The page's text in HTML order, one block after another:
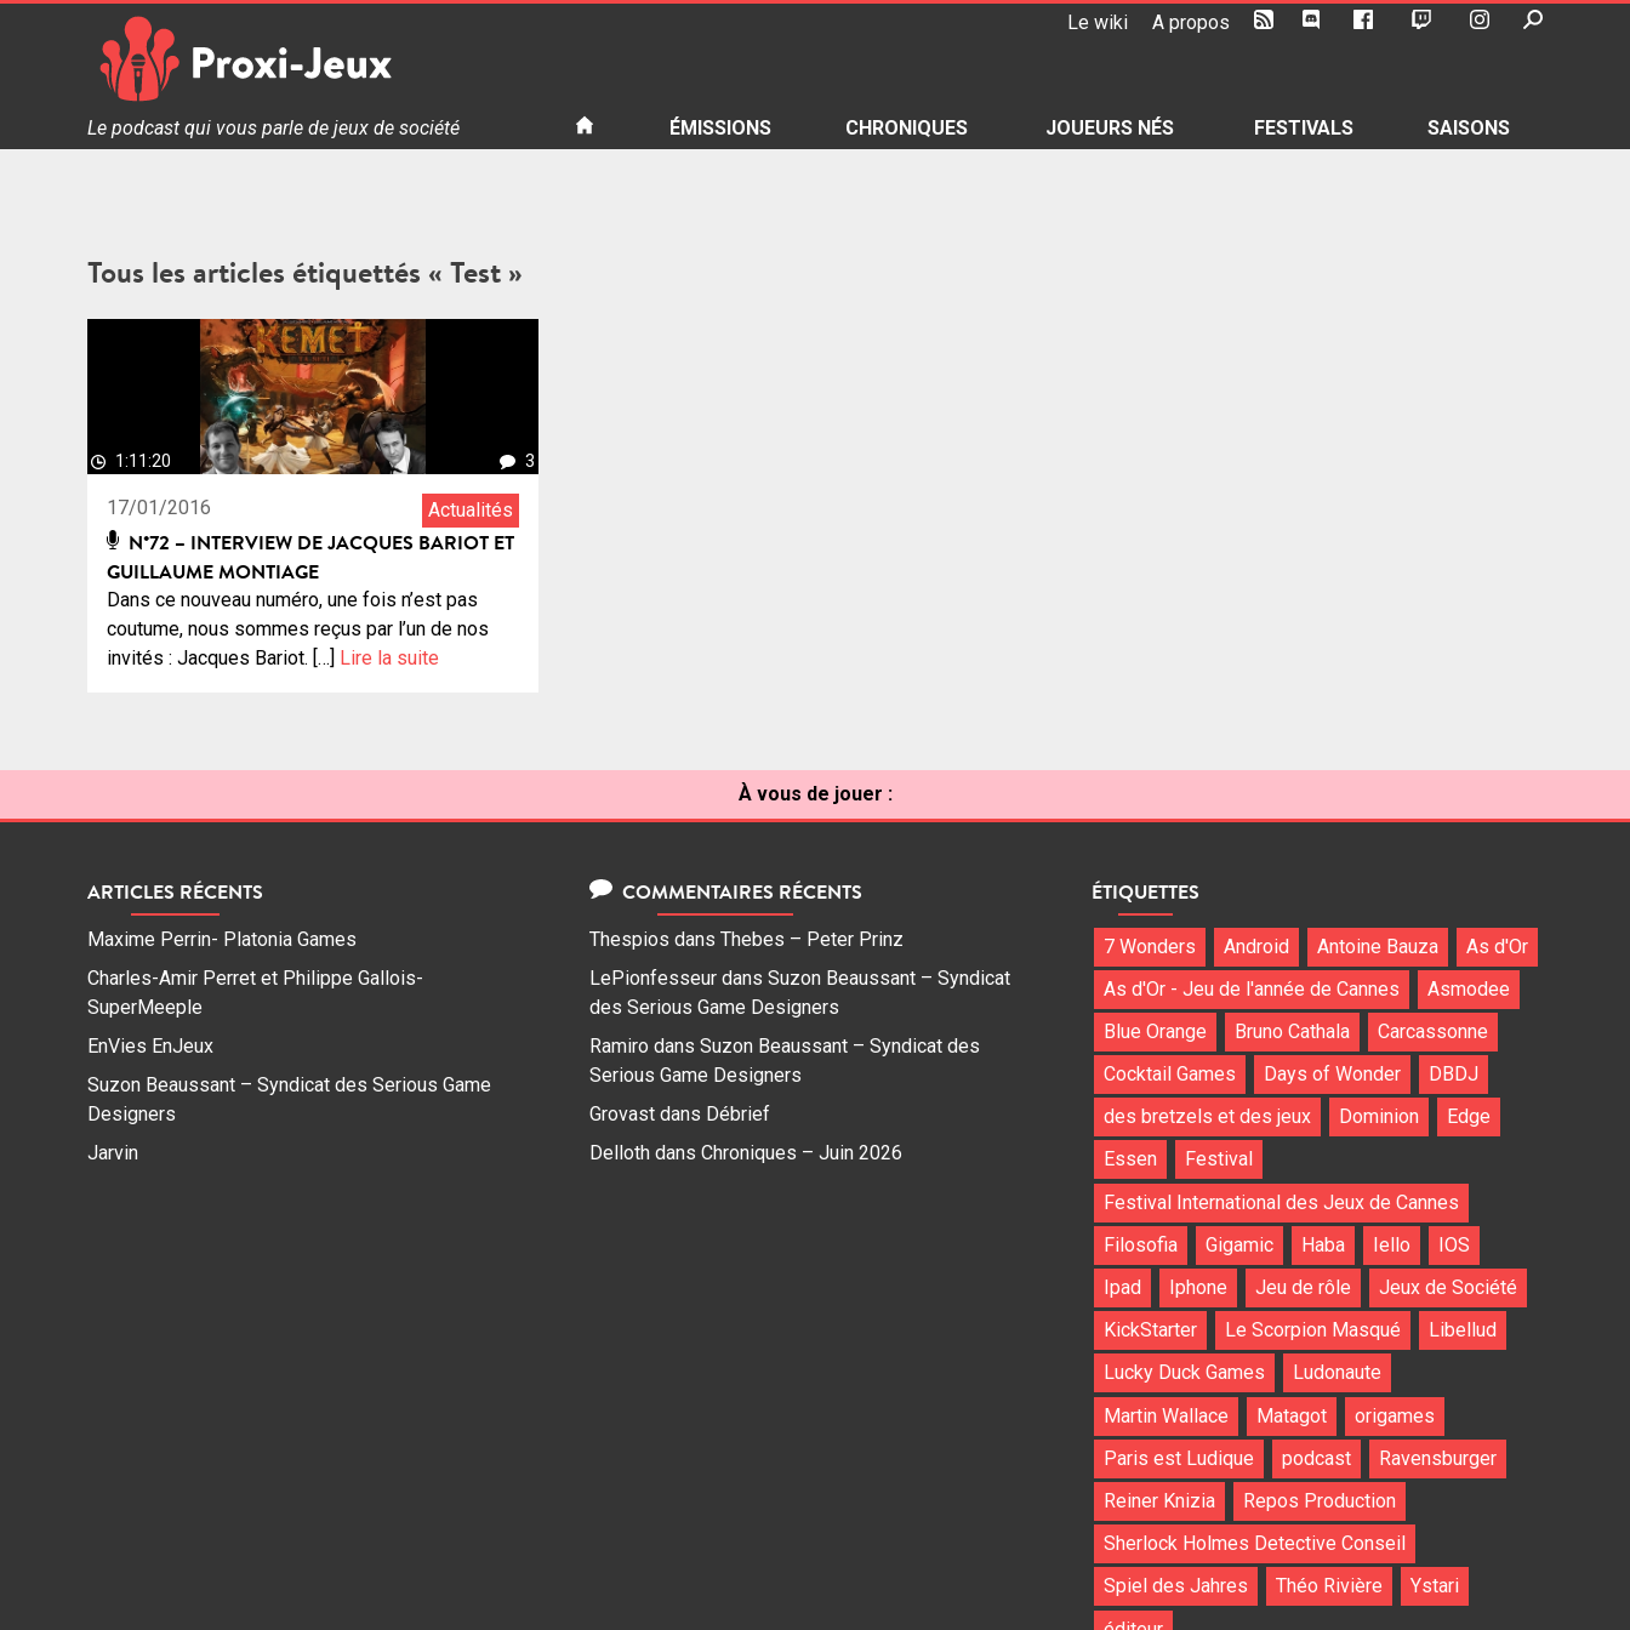
Le wiki A propos
Proxi Jeux - Le podcast qui vous parle de jeux de société
Le podcast qui vous parle de jeux de société ÉMISSIONS CHRONIQUES JOUEURS NÉS FESTIVALS SAISONS
Tous les articles étiquettés « Test »
1:11:20 3
17/01/2016 Actualités
N°72 – INTERVIEW DE JACQUES BARIOT ET
GUILLAUME MONTIAGE
Dans ce nouveau numéro, une fois n’est pas
coutume, nous sommes reçus par l’un de nos
invités : Jacques Bariot. […] Lire la suite
À vous de jouer :
ARTICLES RÉCENTS
Maxime Perrin- Platonia Games
Charles-Amir Perret et Philippe Gallois-
SuperMeeple
EnVies EnJeux
Suzon Beaussant – Syndicat des Serious Game
Designers
Jarvin
COMMENTAIRES RÉCENTS
Thespios dans Thebes – Peter Prinz
LePionfesseur dans Suzon Beaussant – Syndicat
des Serious Game Designers
Ramiro dans Suzon Beaussant – Syndicat des
Serious Game Designers
Grovast dans Débrief
Delloth dans Chroniques – Juin 2026
ÉTIQUETTES
7 Wonders Android Antoine Bauza
As d'Or
As d'Or - Jeu de l'année de Cannes
Asmodee
Blue Orange
Bruno Cathala
Carcassonne
Cocktail Games
Days of Wonder
DBDJ
des bretzels et des jeux
Dominion
Edge
Essen
Festival
Festival International des Jeux de Cannes
Filosofia
Gigamic Haba Iello
IOS
Ipad
Iphone Jeu de rôle
Jeux de Société
KickStarter
Le Scorpion Masqué
Libellud
Lucky Duck Games
Ludonaute
Martin Wallace
Matagot
origames
Paris est Ludique
podcast
Ravensburger
Reiner Knizia
Repos Production
Sherlock Holmes Detective Conseil
Spiel des Jahres
Théo Rivière
Ystari